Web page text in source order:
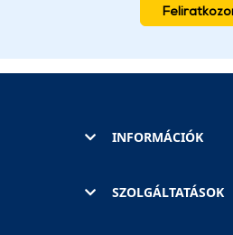
INFORMÁCIÓK
SZOLGÁLTATÁSOK